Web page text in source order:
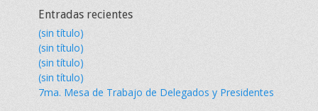
Entradas recientes
(sin título)
(sin título)
(sin título)
(sin título)
7ma. Mesa de Trabajo de Delegados y Presidentes